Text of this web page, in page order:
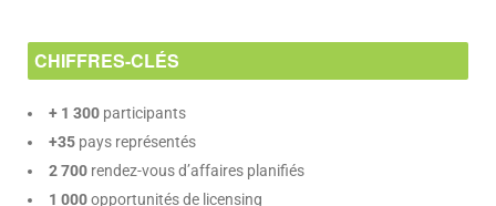
CHIFFRES-CLÉS
+ 1 300 participants
+35 pays représentés
2 700 rendez-vous d’affaires planifiés
1 000opportunités de licensing